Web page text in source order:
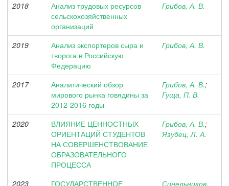
2018
Анализ трудовых ресурсов
сельскохозяйственных
организаций
Грибов, А. В.
2019
Анализ экспортеров сыра и
творога в Российскую
Федерацию
Грибов, А. В.
2017
Аналитический обзор
мирового рынка говядины за
2012-2016 годы
Грибов, А. В.;
Гуща, П. В.
2020
ВЛИЯНИЕ ЦЕННОСТНЫХ
ОРИЕНТАЦИЙ СТУДЕНТОВ
НА СОВЕРШЕНСТВОВАНИЕ
ОБРАЗОВАТЕЛЬНОГО
ПРОЦЕССА
Грибов, А. В.;
Язубец, Л. А.
2023
ГОСУДАРСТВЕННОЕ
Синельников,